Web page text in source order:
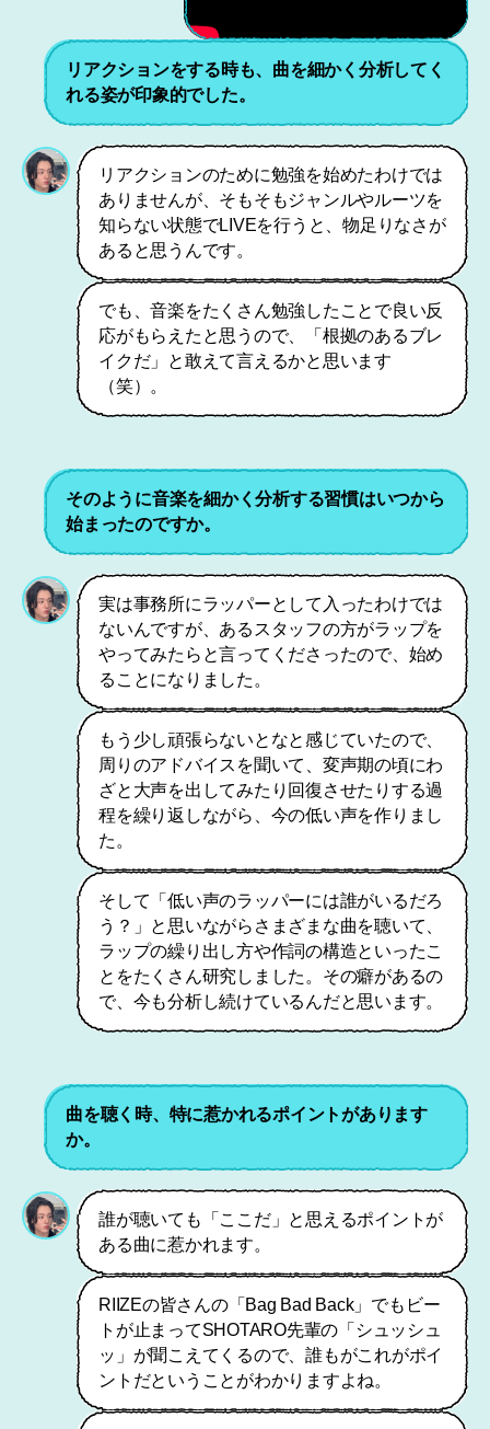
リアクションをする時も、曲を細かく分析してく
れる姿が印象的でした。
リアクションのために勉強を始めたわけでは
ありませんが、そもそもジャンルやルーツを
知らない状態でLIVEを行うと、物足りなさが
あると思うんです。
でも、音楽をたくさん勉強したことで良い反
応がもらえたと思うので、「根拠のあるブレ
イクだ」と敢えて言えるかと思います
（笑）。
そのように音楽を細かく分析する習慣はいつから
始まったのですか。
実は事務所にラッパーとして入ったわけでは
ないんですが、あるスタッフの方がラップを
やってみたらと言ってくださったので、始め
ることになりました。
もう少し頑張らないとなと感じていたので、
周りのアドバイスを聞いて、変声期の頃にわ
ざと大声を出してみたり回復させたりする過
程を繰り返しながら、今の低い声を作りまし
た。
そして「低い声のラッパーには誰がいるだろ
う？」と思いながらさまざまな曲を聴いて、
ラップの繰り出し方や作詞の構造といったこ
とをたくさん研究しました。その癖があるの
で、今も分析し続けているんだと思います。
曲を聴く時、特に惹かれるポイントがあります
か。
誰が聴いても「ここだ」と思えるポイントが
ある曲に惹かれます。
RIIZEの皆さんの「Bag Bad Back」でもビー
トが止まってSHOTARO先輩の「シュッシュ
ッ」が聞こえてくるので、誰もがこれがポイ
ントだということがわかりますよね。